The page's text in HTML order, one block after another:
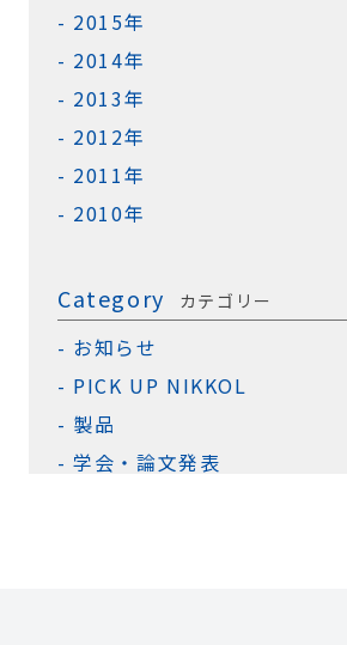
2015年
2014年
2013年
2012年
2011年
2010年
Category カテゴリー
お知らせ
PICK UP NIKKOL
製品
学会・論文発表